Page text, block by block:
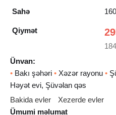
Sahə
Qiymət
Ünvan:
• Bakı şəhəri • Xəzər rayonu •
Həyət evi, Şüvəlan qəs
Bakida evler
Xezerde evler
Ümumi məlumat